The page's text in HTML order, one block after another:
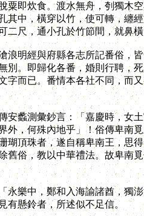
粟即炊食。渡水無舟，刳獨木
其中，橫穿以竹，使可轉，纏
二尺，通小孔於竹節間，就鼻
明經與府縣各志所記番俗，皆
別。即歸化各番，婚則行聘，
字而已。番情本各社不同，而
測彙鈔言：「嘉慶時，女土
外，何殊內地乎」！俗傳卑南
瑚頂珠者，遂自稱卑南王，思
舊俗，教以中華禮法。故卑南
中，鄭和入海諭諸酋，獨澎
有懸鈴者，所述似不足信。